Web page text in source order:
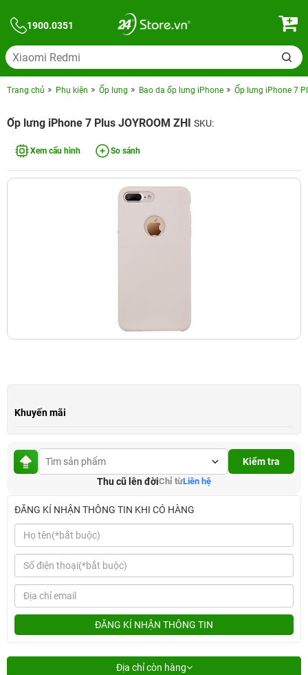
1900.0351
Trang chủ Phụ kiện Ốp lưng Bao da ốp lưng iPhone Ốp lưng iPhone 7
Ốp lưng iPhone 7 Plus JOYROOM ZHI SKU:
Xem cấu hình So sánh
Khuyến mãi
Kiểm tra
Thu cũ lên đờiChỉ từLiên hệ
ĐĂNG KÍ NHẬN THÔNG TIN KHI CÓ HÀNG
ĐĂNG KÍ NHẬN THÔNG TIN
Địa chỉ còn hàng